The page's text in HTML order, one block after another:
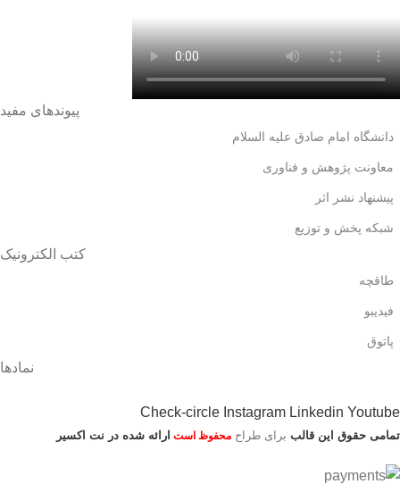
پیوندهای مفید
دانشگاه امام صادق علیه السلام
معاونت پژوهش و فناوری
پیشنهاد نشر اثر
شبکه پخش و توزیع
کتب الکترونیک
طاقچه
فیدیبو
پاتوق
نمادها
Check-circle Instagram Linkedin Youtube
تمامی حقوق این قالب برای طراح محفوظ است ارائه شده در نت اکسیر